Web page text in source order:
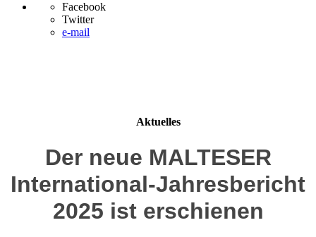
Facebook
Twitter
e-mail
Aktuelles
Der neue MALTESER
International-Jahresbericht
2025 ist erschienen